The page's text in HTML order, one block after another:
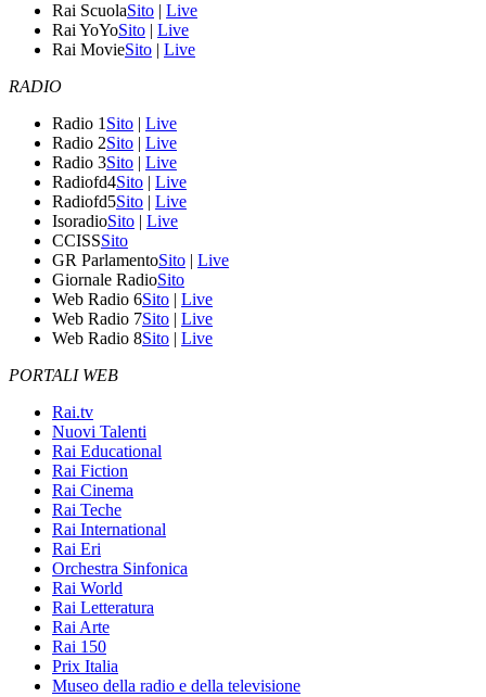
Rai ScuolaSito | Live
Rai YoYoSito | Live
Rai MovieSito | Live
RADIO
Radio 1 Sito | Live
Radio 2Sito | Live
Radio 3Sito | Live
Radiofd4Sito | Live
Radiofd5Sito | Live
IsoradioSito | Live
CCISSSito
GR ParlamentoSito | Live
Giornale RadioSito
Web Radio 6Sito | Live
Web Radio 7Sito | Live
Web Radio 8Sito | Live
PORTALI WEB
Rai.tv
Nuovi Talenti
Rai Educational
Rai Fiction
Rai Cinema
Rai Teche
Rai International
Rai Eri
Orchestra Sinfonica
Rai World
Rai Letteratura
Rai Arte
Rai 150
Prix Italia
Museo della radio e della televisione